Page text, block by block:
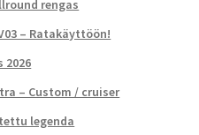
rengas
– Ratakäyttöön!
2026
– Custom / cruiser
legenda